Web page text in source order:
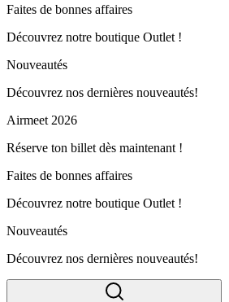
Faites de bonnes affaires
Découvrez notre boutique Outlet !
Nouveautés
Découvrez nos dernières nouveautés!
Airmeet 2026
Réserve ton billet dès maintenant !
Faites de bonnes affaires
Découvrez notre boutique Outlet !
Nouveautés
Découvrez nos dernières nouveautés!